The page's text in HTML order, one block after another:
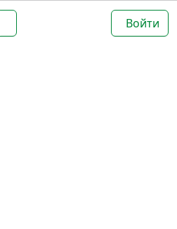
Войти